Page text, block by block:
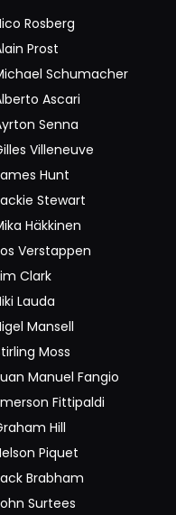
Rosberg
Prost
Schumacher
Ascari
Senna
Villeneuve
Hunt
Stewart
Häkkinen
Verstappen
Clark
Lauda
Mansell
Moss
Manuel Fangio
Fittipaldi
Hill
Piquet
Brabham
Surtees